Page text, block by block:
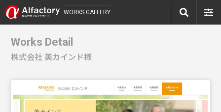
WORKS GALLERY
Works Detail
株式会社 美カインド様